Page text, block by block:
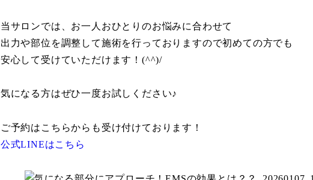
当サロンでは、お一人おひとりのお悩みに合わせて
出力や部位を調整して施術を行っておりますので初めての方でも
安心して受けていただけます！(^^)/
気になる方はぜひ一度お試しください♪
ご予約はこちらからも受け付けております！
公式LINEはこちら